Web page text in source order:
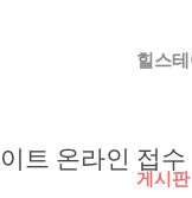
힐스
게시판
트 온라인 접수